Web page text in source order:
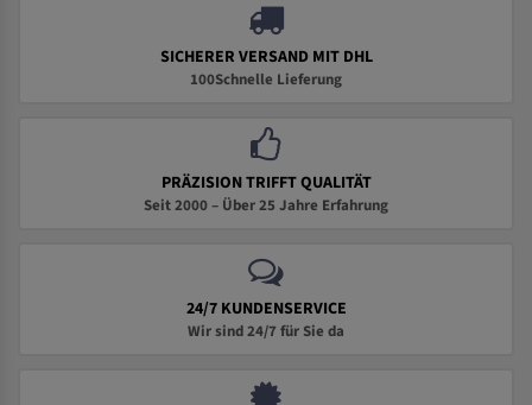
SICHERER VERSAND MIT DHL
100Schnelle Lieferung
PRÄZISION TRIFFT QUALITÄT
Seit 2000 – Über 25 Jahre Erfahrung
24/7 KUNDENSERVICE
Wir sind 24/7 für Sie da